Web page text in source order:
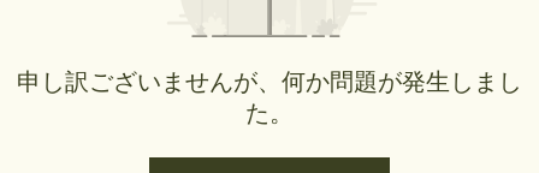
申し訳ございませんが、何か問題が発生しまし
た。